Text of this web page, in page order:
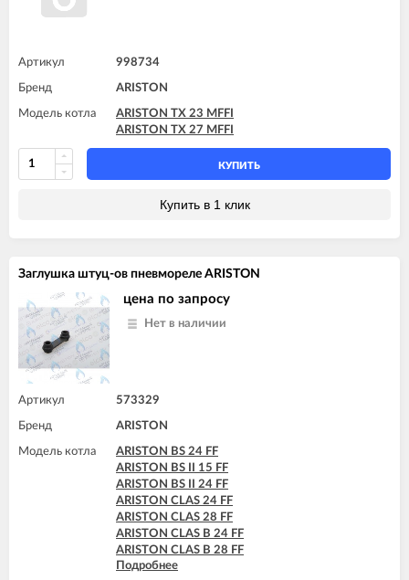
Артикул 998734
Бренд ARISTON
Модель котла
ARISTON TX 23 MFFI
ARISTON TX 27 MFFI
КУПИТЬ
Купить в 1 клик
Заглушка штуц-ов пневмореле ARISTON
цена по запросу
Нет в наличии
Артикул 573329
Бренд ARISTON
Модель котла
ARISTON BS 24 FF
ARISTON BS II 15 FF
ARISTON BS II 24 FF
ARISTON CLAS 24 FF
ARISTON CLAS 28 FF
ARISTON CLAS B 24 FF
ARISTON CLAS B 28 FF
ARISTON CLAS B 30 FF
Подробнее